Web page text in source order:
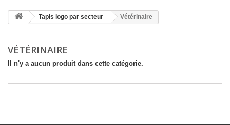
Tapis logo par secteur Vétérinaire
VÉTÉRINAIRE
Il n'y a aucun produit dans cette catégorie.